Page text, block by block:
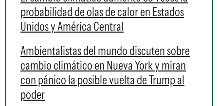
probabilidad de olas de calor en Estados
Unidos y América Central
Ambientalistas del mundo discuten sobre
cambio climático en Nueva York y miran
con pánico la posible vuelta de Trump al
poder